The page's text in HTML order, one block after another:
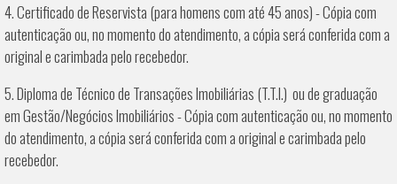
4. Certificado de Reservista (para homens com até 45 anos) - Cópia com
autenticação ou, no momento do atendimento, a cópia será conferida com a
original e carimbada pelo recebedor.
5. Diploma de Técnico de Transações Imobiliárias (T.T.I.) ou de graduação
em Gestão/Negócios Imobiliários - Cópia com autenticação ou, no momento
do atendimento, a cópia será conferida com a original e carimbada pelo
recebedor.